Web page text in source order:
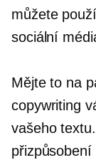
můžete
sociální
Mějte to na
copywriting
vašeho